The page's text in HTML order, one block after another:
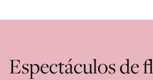
Espectáculos de